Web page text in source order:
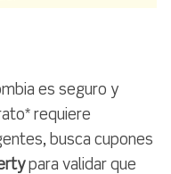
es seguro y
requiere
busca cupones
para validar que